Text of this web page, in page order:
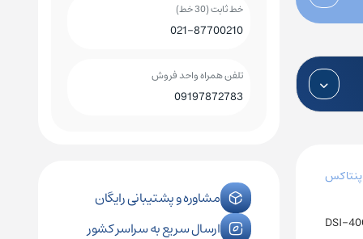
رله فیندر
رله فونیکس
رله امرن
پنتاکس
DSI-
خط ثابت (30 خط)
021-87700210
تلفن همراه واحد فروش
09197872783
مشاوره و پشتیبانی رایگان
ارسال سریع به سراسر کشور